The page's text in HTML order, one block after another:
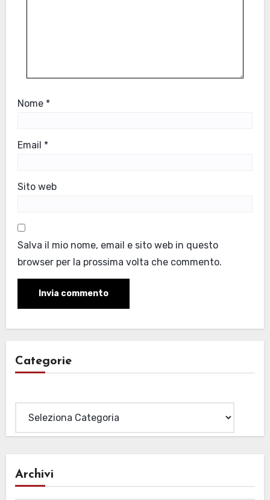
Nome *
Email *
Sito web
Salva il mio nome, email e sito web in questo
browser per la prossima volta che commento.
Categorie
Archivi